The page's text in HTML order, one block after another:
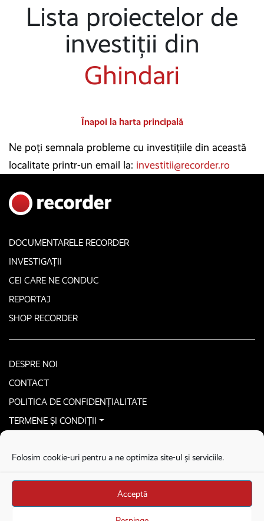
Folosim cookie-uri pentru a ne optimiza site-ul și serviciile.
Acceptă
Lista proiectelor de
investiții din
Ghindari
Înapoi la harta principală
Ne poți semnala probleme cu investițiile din această
localitate printr-un email la: investitii@recorder.ro
DOCUMENTARELE RECORDER
INVESTIGAȚII
CEI CARE NE CONDUC
REPORTAJ
SHOP RECORDER
DESPRE NOI
CONTACT
POLITICA DE CONFIDENȚIALITATE
TERMENE ȘI CONDIȚII
Stega creative
Brandul Recorder e operat de Asociația Recorder Community, sub licența SC